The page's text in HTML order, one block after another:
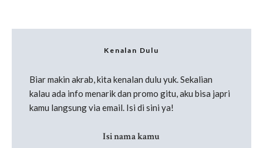
Kenalan Dulu
Biar makin akrab, kita kenalan dulu yuk. Sekalian
kalau ada info menarik dan promo gitu, aku bisa japri
kamu langsung via email. Isi di sini ya!